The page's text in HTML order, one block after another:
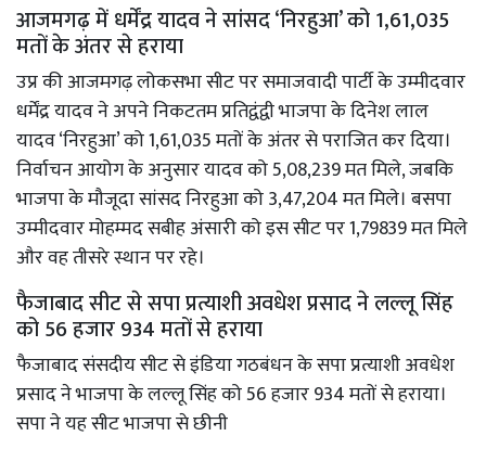
आजमगढ़ में धर्मेंद्र यादव ने सांसद ‘निरहुआ’ को 1,61,035
मतों के अंतर से हराया
उप्र की आजमगढ़ लोकसभा सीट पर समाजवादी पार्टी के उम्मीदवार
धर्मेंद्र यादव ने अपने निकटतम प्रतिद्वंद्वी भाजपा के दिनेश लाल
यादव ‘निरहुआ’ को 1,61,035 मतों के अंतर से पराजित कर दिया।
निर्वाचन आयोग के अनुसार यादव को 5,08,239 मत मिले, जबकि
भाजपा के मौजूदा सांसद निरहुआ को 3,47,204 मत मिले। बसपा
उम्मीदवार मोहम्मद सबीह अंसारी को इस सीट पर 1,79839 मत मिले
और वह तीसरे स्थान पर रहे।
फैजाबाद सीट से सपा प्रत्याशी अवधेश प्रसाद ने लल्लू सिंह
को 56 हजार 934 मतों से हराया
फैजाबाद संसदीय सीट से इंडिया गठबंधन के सपा प्रत्याशी अवधेश
प्रसाद ने भाजपा के लल्लू सिंह को 56 हजार 934 मतों से हराया।
सपा ने यह सीट भाजपा से छीनी